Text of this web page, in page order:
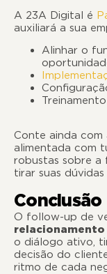
A 23A Digital é
auxiliará a sua
Alinhar o
Conte ainda com
alimentada com
robustas sobre a
tirar suas
Conclusão
O follow-up de
o diálogo ativo,
decisão do
ritmo de cada